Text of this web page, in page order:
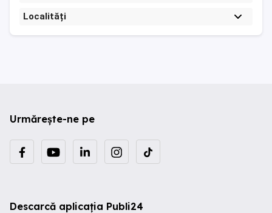
Localități
Urmărește-ne pe
Descarcă aplicația Publi24